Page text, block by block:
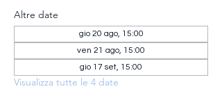
Altre date
gio 20 ago, 15:00
ven 21 ago, 15:00
gio 17 set, 15:00
Visualizza tutte le 4 date